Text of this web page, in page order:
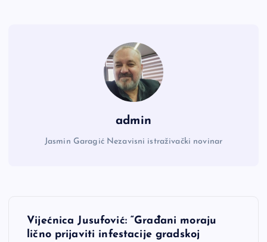
admin
Jasmin Garagić Nezavisni istraživački novinar
NVijećnica Jusufović: “Građani moraju
lično prijaviti infestacije gradskoj